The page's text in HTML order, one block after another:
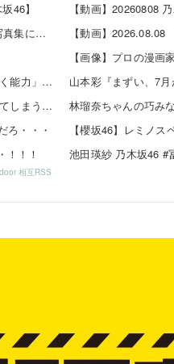
46】
【日向坂46】 「ダメなのぉ...？」渡辺莉奈さん、写真集に興味津々
パチンコ屋の「大量の人を適切に並ばせたりして裁く能力」←これガチで凄いよなｗｗｗ
【画像】声優の澤田姫さん、自分の武器を見せつけてしまうｗｗｗｗ
ろ・・・
！！！
相互RSS
【動画】20260808
【画像】プロの漫
山本彩『まずい、7月